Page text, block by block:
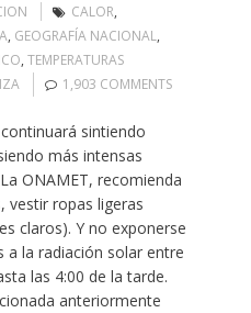
CALOR,
, GEOGRAFÍA NACIONAL,
, TEMPERATURAS
1,903 COMMENTS
sintiendo
más intensas
ONAMET, recomienda
vestir ropas ligeras
claros). Y no exponerse
la radiación solar entre
las 4:00 de la tarde.
anteriormente